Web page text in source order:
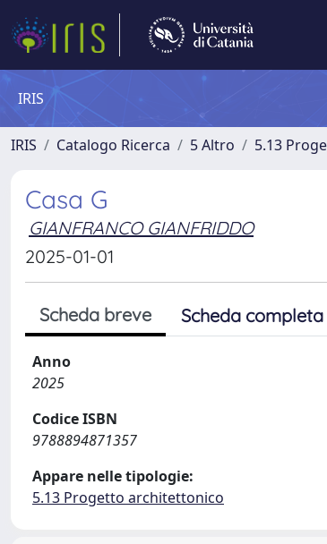
IRIS
IRIS Catalogo Ricerca 5 Altro 5.13
Casa G
GIANFRANCO GIANFRIDDO
2025-01-01
Scheda breve Scheda completa
Anno
2025
Codice ISBN
9788894871357
Appare nelle tipologie:
5.13 Progetto architettonico